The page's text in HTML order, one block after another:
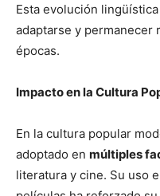
Esta evolución
adaptarse y permanecer
épocas.
Impacto en la Cultura
En la cultura popular
adoptado en múltiples
literatura y cine. Su uso